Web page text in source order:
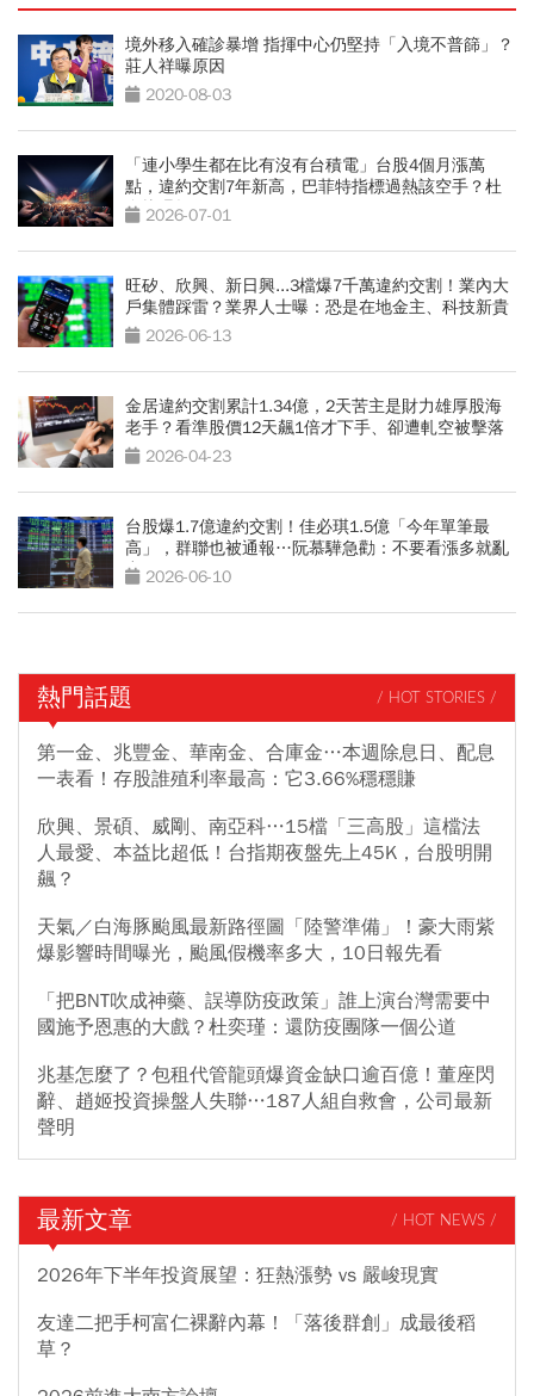
境外移入確診暴增 指揮中心仍堅持「入境不普篩」？
莊人祥曝原因
2020-08-03
「連小學生都在比有沒有台積電」台股4個月漲萬
點，違約交割7年新高，巴菲特指標過熱該空手？杜
金龍曝操作
2026-07-01
旺矽、欣興、新日興...3檔爆7千萬違約交割！業內大
戶集體踩雷？業界人士曝：恐是在地金主、科技新貴
2026-06-13
金居違約交割累計1.34億，2天苦主是財力雄厚股海
老手？看準股價12天飆1倍才下手、卻遭軋空被擊落
2026-04-23
台股爆1.7億違約交割！佳必琪1.5億「今年單筆最
高」，群聯也被通報…阮慕驊急勸：不要看漲多就亂
空 2026-06-10
熱門話題 / HOT STORIES /
第一金、兆豐金、華南金、合庫金…本週除息日、配息
一表看！存股誰殖利率最高：它3.66%穩穩賺
欣興、景碩、威剛、南亞科…15檔「三高股」這檔法
人最愛、本益比超低！台指期夜盤先上45K，台股明開
飆？
天氣／白海豚颱風最新路徑圖「陸警準備」！豪大雨紫
爆影響時間曝光，颱風假機率多大，10日報先看
「把BNT吹成神藥、誤導防疫政策」誰上演台灣需要中
國施予恩惠的大戲？杜奕瑾：還防疫團隊一個公道
兆基怎麼了？包租代管龍頭爆資金缺口逾百億！董座閃
辭、趙姬投資操盤人失聯…187人組自救會，公司最新
聲明
最新文章 / HOT NEWS /
2026年下半年投資展望：狂熱漲勢 vs 嚴峻現實
友達二把手柯富仁裸辭內幕！「落後群創」成最後稻
草？